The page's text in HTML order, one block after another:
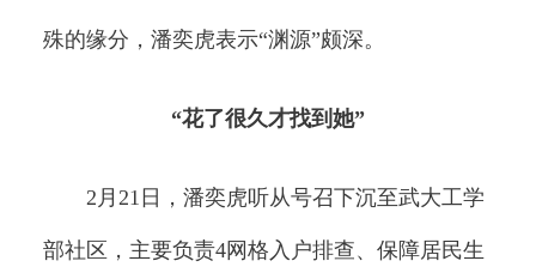
殊的缘分，潘奕虎表示“渊源”颇深。
“花了很久才找到她”
2月21日，潘奕虎听从号召下沉至武大工学
部社区，主要负责4网格入户排查、保障居民生